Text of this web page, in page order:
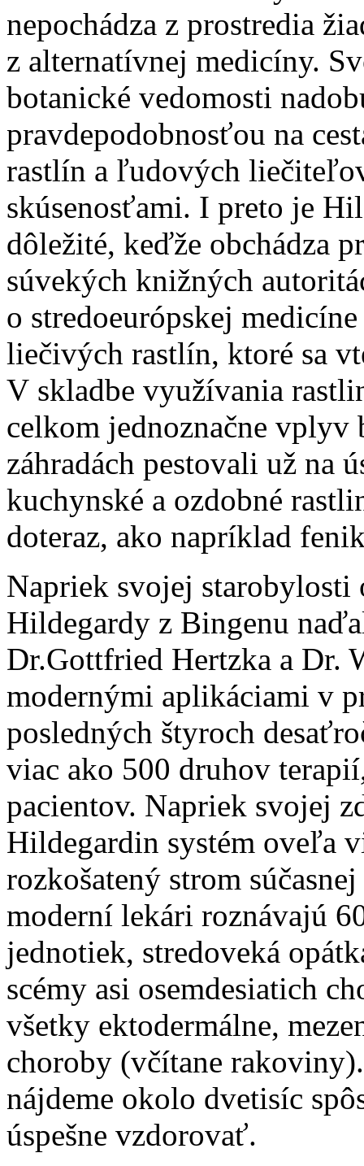
nepochádza z prostredia
z alternatívnej medicíny.
botanické vedomosti
pravdepodobnosťou na
rastlín a ľudových
skúsenosťami. I preto je
dôležité, keďže obchádza
súvekých knižných
o stredoeurópskej
liečivých rastlín, ktoré sa
V skladbe využívania
celkom jednoznačne
záhradách pestovali už na
kuchynské a ozdobné
doteraz, ako napríklad
Napriek svojej starobylosti
Hildegardy z Bingenu
Dr.Gottfried Hertzka a Dr.
modernými aplikáciami v
posledných štyroch
viac ako 500 druhov
pacientov. Napriek svojej
Hildegardin systém oveľa
rozkošatený strom
moderní lekári roznávajú
jednotiek, stredoveká
scémy asi osemdesiatich
všetky ektodermálne,
choroby (včítane
nájdeme okolo dvetisíc
úspešne vzdorovať.